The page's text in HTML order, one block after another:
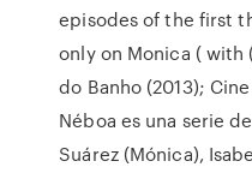
episodes of the first
only on Monica ( with
do Banho (2013);
Néboa es una serie
Suárez (Mónica),